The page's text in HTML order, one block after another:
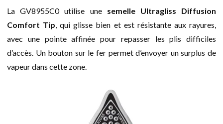
La GV8955C0 utilise une semelle Ultragliss Diffusion
Comfort Tip, qui glisse bien et est résistante aux rayures,
avec une pointe affinée pour repasser les plis difficiles
d’accès. Un bouton sur le fer permet d’envoyer un surplus de
vapeur dans cette zone.